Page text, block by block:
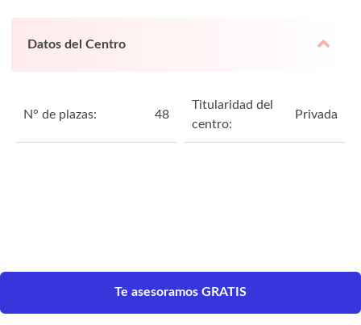
Datos del Centro
N° de plazas: 48
Titularidad del
centro:
Privada
Te asesoramos GRATIS